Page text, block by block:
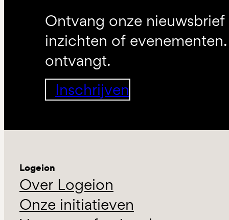
Ontvang onze
inzichten of
ontvangt.
Inschrijven
Logeion
Over Logeion
Onze initiatieven